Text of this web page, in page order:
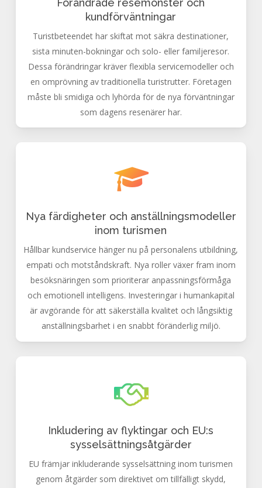
kundförväntningar
Turistbeteendet har skiftat mot säkra destinationer,
sista minuten-bokningar och solo- eller familjeresor.
Dessa förändringar kräver flexibla servicemodeller och
en omprövning av traditionella turistrutter. Företagen
måste bli smidiga och lyhörda för de nya förväntningar
som dagens resenärer har.
Nya färdigheter och anställningsmodeller
inom turismen
Hållbar kundservice hänger nu på personalens utbildning,
empati och motståndskraft. Nya roller växer fram inom
besöksnäringen som prioriterar anpassningsförmåga
och emotionell intelligens. Investeringar i humankapital
är avgörande för att säkerställa kvalitet och långsiktig
anställningsbarhet i en snabbt föränderlig miljö.
Inkludering av flyktingar och EU:s
sysselsättningsåtgärder
EU främjar inkluderande sysselsättning inom turismen
genom åtgärder som direktivet om tillfälligt skydd,